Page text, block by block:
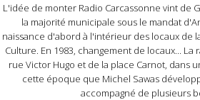
L'idée de monter Radio Carcassonne vint de
la majorité municipale sous le mandat
naissance d'abord à l'intérieur des locaux de
Culture. En 1983, changement de locaux... La
rue Victor Hugo et de la place Carnot, dans
cette époque que Michel Sawas
accompagné de plusieurs